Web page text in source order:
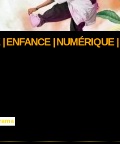
ENFANCE | NUMÉRIQUE |